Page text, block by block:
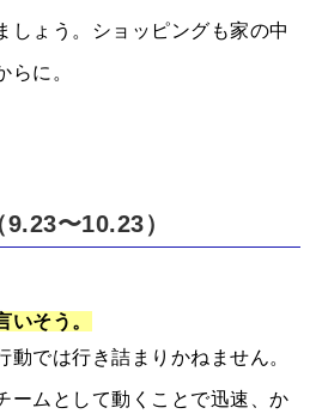
しょう。ショッピングも家の中
らに。
9.23〜10.23）
いそう。
動では行き詰まりかねません。
ームとして動くことで迅速、か